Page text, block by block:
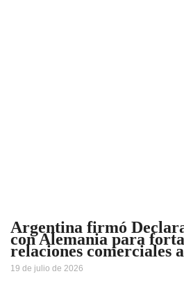
Argentina firmó
con Alemania para
relaciones comerciales
19 de julio de 2026